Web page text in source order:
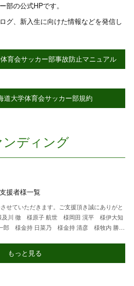
部の公式HPです。
グ、新入生に向けた情報などを発信し
育会サッカー部事故防止マニュアル
道大学体育会サッカー部規約
ンディング
援者様一覧
せていただきます。ご支援頂き誠にありがと
及川 徹 様原子 航世 様岡田 滉平 様伊大知
郎 様金持 日菜乃 様金持 清彦 様牧内 勝…
もっと見る